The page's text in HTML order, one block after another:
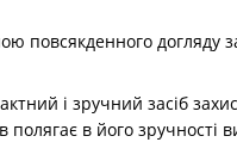
повсякденного
і зручний засіб
в його зручності